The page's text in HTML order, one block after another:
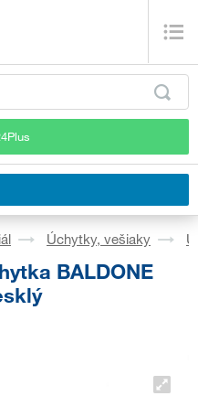
Úchytky, vešiaky
BALDONE